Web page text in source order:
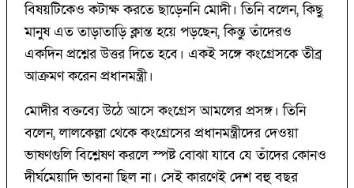
বিষয়টিকেও কটাক্ষ করতে ছাড়েননি মোদী। তিনি বলেন, কিছু
মানুষ এত তাড়াতাড়ি ক্লান্ত হয়ে পড়ছেন, কিন্তু তাঁদেরও
একদিন প্রশ্নের উত্তর দিতে হবে। একই সঙ্গে কংগ্রেসকে তীব্র
আক্রমণ করেন প্রধানমন্ত্রী।
মোদীর বক্তব্যে উঠে আসে কংগ্রেস আমলের প্রসঙ্গ। তিনি
বলেন, লালকেল্লা থেকে কংগ্রেসের প্রধানমন্ত্রীদের দেওয়া
ভাষণগুলি বিশ্লেষণ করলে স্পষ্ট বোঝা যাবে যে তাঁদের কোনও
দীর্ঘমেয়াদি ভাবনা ছিল না। সেই কারণেই দেশ বহু বছর